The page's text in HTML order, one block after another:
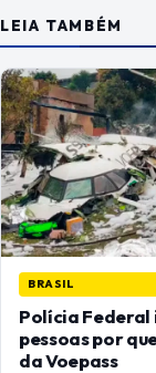
LEIA TAMBÉM
BRASIL
Polícia Federal
pessoas por
da Voepass